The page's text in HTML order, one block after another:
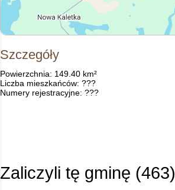
Szczegóły
Powierzchnia: 149.40 km²
Liczba mieszkańców: ???
Numery rejestracyjne: ???
Zaliczyli tę gminę (463)